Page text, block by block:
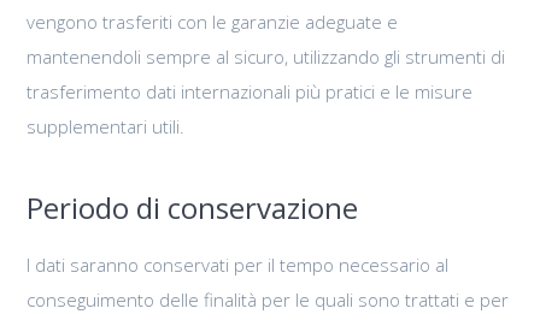
vengono trasferiti con le garanzie adeguate e
mantenendoli sempre al sicuro, utilizzando gli strumenti di
trasferimento dati internazionali più pratici e le misure
supplementari utili.
Periodo di conservazione
I dati saranno conservati per il tempo necessario al
conseguimento delle finalità per le quali sono trattati e per